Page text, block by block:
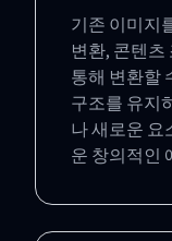
기존 이미지
변환, 콘텐
통해 변환할
구조를 유지
나 새로운 요
운 창의적인